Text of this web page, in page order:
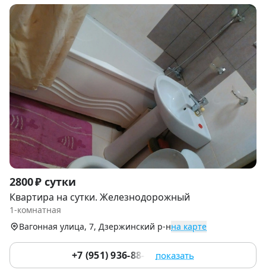
Item
1
of
2800 ₽ сутки
Квартира на сутки. Железнодорожный
1-комнатная
Вагонная улица, 7, Дзержинский р-нна карте
+7 (951) 936-88-24 показать